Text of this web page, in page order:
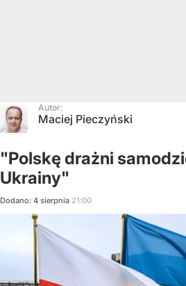
Autor:
Maciej Pieczyński
"Polskę drażni
Ukrainy"
Dodano: 4 sierpnia 21:00